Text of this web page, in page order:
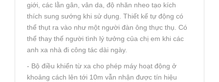
giới, các lằn gân, vân da, độ nhăn nheo tạo kích
thích sung sướng khi sử dụng. Thiết kế tự động có
thể thụt ra vào như một người đàn ông thực thụ. Có
thể thay thế người tình lý tưởng của chị em khi các
anh xa nhà đi công tác dài ngày.
- Bộ điều khiển từ xa cho phép máy hoạt động ở
khoảng cách lên tới 10m vẫn nhận được tín hiệu